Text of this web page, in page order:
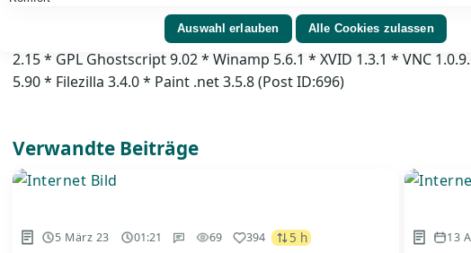
Aktuelle Programmversionen – der Sicherheit
* Videolan 1.1.9 * Flash Player 10.3.159.1 * Java 6.0.250 (Update
2.15 * GPL Ghostscript 9.02 * Winamp 5.6.1 * XVID 1.3.1 * VNC
5.90 * Filezilla 3.4.0 * Paint .net 3.5.8 (Post ID:696)
Verwandte Beiträge
5 März 23 01:21 69 394 5 h 13